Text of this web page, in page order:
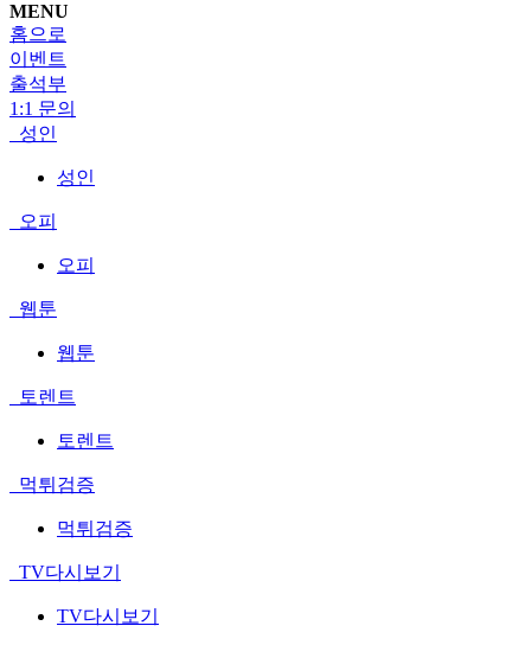
MENU
홈으로
이벤트
출석부
1:1 문의
성인
성인
오피
오피
웹툰
웹툰
토렌트
토렌트
먹튀검증
먹튀검증
TV다시보기
TV다시보기